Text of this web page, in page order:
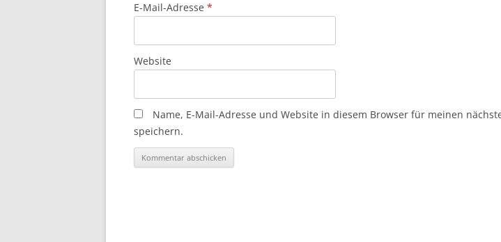
E-Mail-Adresse *
Website
Name, E-Mail-Adresse und Website in diesem Browser für meinen
speichern.